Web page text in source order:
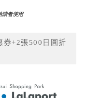
讀者使用
券+2張500日圓折